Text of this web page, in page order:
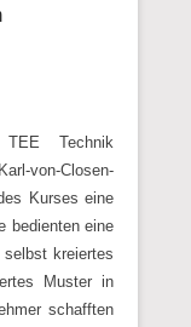
Technik
von-Closen-
Kurses eine
bedienten eine
kreiertes
Muster in
schafften